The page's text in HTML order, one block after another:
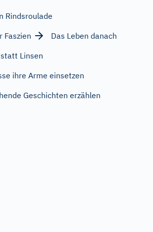
Rindsroulade
Faszien
Das Leben danach
Linsen
ihre Arme einsetzen
Geschichten erzählen